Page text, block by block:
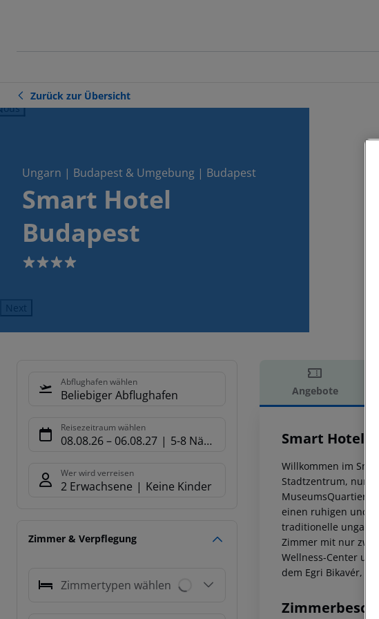
Zurück zur Übersicht
Ungarn | Budapest & Umgebung | Budapest
Smart Hotel
Budapest
4
Next
Abflughafen wählen
Beliebiger Abflughafen
Reisezeitraum wählen
08.08.26– 06.08.27 5-8 Nächte
Wer wird verreisen
2 Erwachsene Keine Kinder
Zimmer & Verpflegung
Zimmertypen wählen
Angebote
Smart Hotel
Willkommen im
Stadtzentrum, nur
MuseumsQuartier
einen ruhigen und
traditionelle
Zimmer mit nur
Wellness-Center
dem Egri Bikavér,